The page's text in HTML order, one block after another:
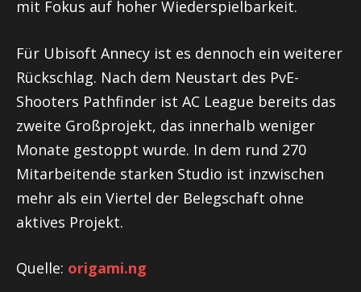
mit Fokus auf hoher Wiederspielbarkeit.
Für Ubisoft Annecy ist es dennoch ein weiterer
Rückschlag. Nach dem Neustart des PvE-
Shooters Pathfinder ist AC League bereits das
zweite Großprojekt, das innerhalb weniger
Monate gestoppt wurde. In dem rund 270
Mitarbeitende starken Studio ist inzwischen
mehr als ein Viertel der Belegschaft ohne
aktives Projekt.
Quelle: origami.ng